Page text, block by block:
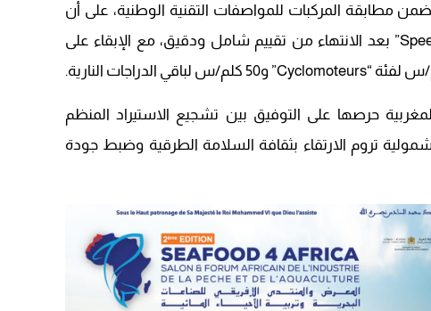
مطابقة المركبات للمواصفات التقنية الوطنية، على أن
يُعاد لاحقاً العمل بجهاز “Speedometre” بعد الانتهاء من تقييم شامل ودقيق، مع الإبقاء على
حرصها على التوفيق بين تشجيع الاستيراد المنظم
تروم الارتقاء بثقافة السلامة الطرقية وضبط جودة